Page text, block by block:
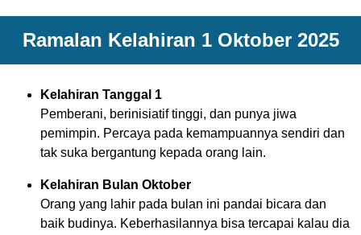
Ramalan Kelahiran 1 Oktober 2025
Kelahiran Tanggal 1
Pemberani, berinisiatif tinggi, dan punya jiwa
pemimpin. Percaya pada kemampuannya sendiri dan
tak suka bergantung kepada orang lain.
Kelahiran Bulan Oktober
Orang yang lahir pada bulan ini pandai bicara dan
baik budinya. Keberhasilannya bisa tercapai kalau dia